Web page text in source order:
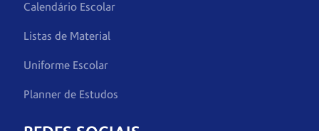
Calendário Escolar
Listas de Material
Uniforme Escolar
Planner de Estudos